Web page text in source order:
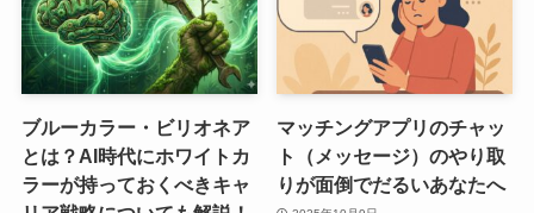
ブルーカラー・ビリオネア
とは？AI時代にホワイトカ
ラーが持っておくべきキャ
マッチングアプリのチャッ
ト（メッセージ）のやり取
りが面倒でだるいあなたへ